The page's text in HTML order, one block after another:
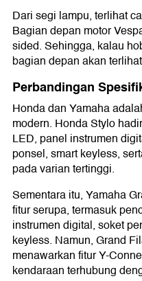
Dari segi lampu, terlihat
Bagian depan motor
sided. Sehingga, kalau
bagian depan akan
Perbandingan
Honda dan Yamaha
modern. Honda Stylo
LED, panel instrumen
ponsel, smart keyless,
pada varian tertinggi.
Sementara itu, Yamaha
fitur serupa, termasuk
instrumen digital, soket
keyless. Namun, Grand
menawarkan fitur Y-
kendaraan terhubung